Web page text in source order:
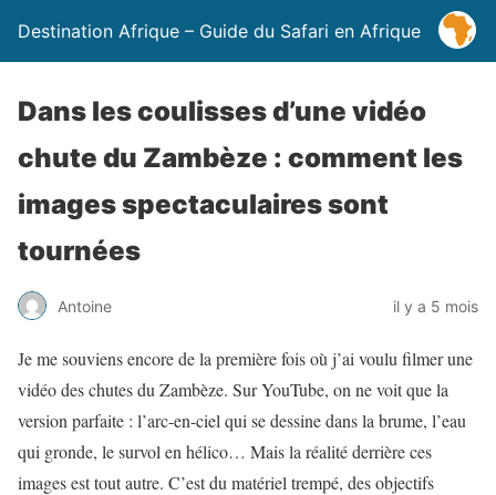
Destination Afrique – Guide du Safari en Afrique
Dans les coulisses d’une vidéo
chute du Zambèze : comment les
images spectaculaires sont
tournées
Antoine il y a 5 mois
Je me souviens encore de la première fois où j’ai voulu filmer une
vidéo des chutes du Zambèze. Sur YouTube, on ne voit que la
version parfaite : l’arc-en-ciel qui se dessine dans la brume, l’eau
qui gronde, le survol en hélico… Mais la réalité derrière ces
images est tout autre. C’est du matériel trempé, des objectifs